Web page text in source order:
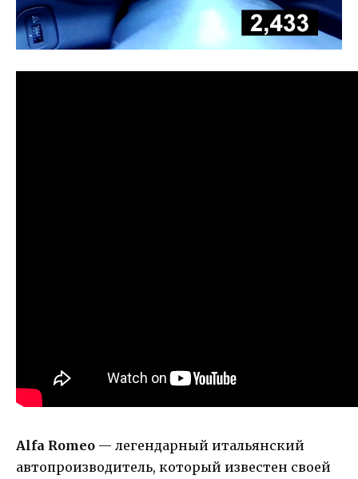
Alfa Romeo — легендарный итальянский
автопроизводитель, который известен своей